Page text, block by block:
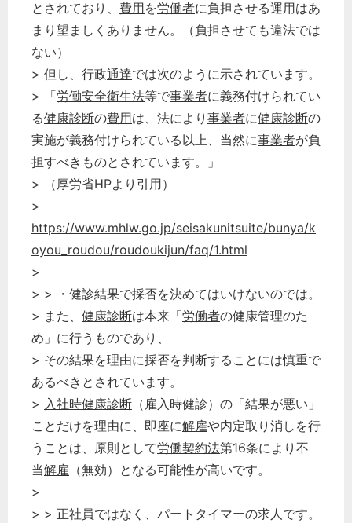
とされており、 費用を労働者に負担させる運用はあ
まり望ましくありません。（負担させても違法では
ない）
> 但し、行政通達では次のように示されています。
> 「労働安全衛生法等で事業者に義務付けられてい
る健康診断の費用は、法により 事業者に健康診断の
実施が義務付けられている以上、当然に事業者が負
担すべきものとされています。」
> （厚労省HPより引用）
>
https://www.mhlw.go.jp/seisakunitsuite/bunya/k
oyou_roudou/roudoukijun/faq/1.html
>
> > ・健診結果で採否を決めてはいけないのでは。
> また、 健康診断は本来「労働者の健康管理のた
め」に行うものであり、
> その結果を理由に採否を判断することには慎重で
あるべきとされています。
> 入社時健康診断 （雇入時健診）の「結果が悪い」
ことだけを理由に、即座に解雇や内定取り消しを行
うことは、原則として労働契約法第16条により不
当解雇 （無効）となる可能性が高いです。
>
> > 正社員ではなく、パートタイマーの求人です。
どのカテゴリーに投稿しますか？